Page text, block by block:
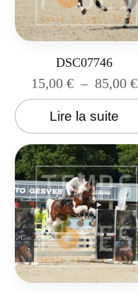
DSC07746
15,00 € – 85,00 €
Lire la suite